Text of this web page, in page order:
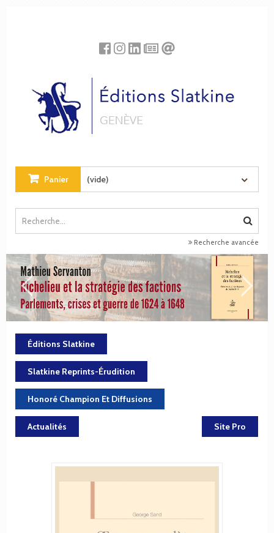
Panier (vide)
Recherche avancée
Éditions Slatkine
Slatkine Reprints-Érudition
Honoré Champion Et Diffusions
Actualités Site Pro